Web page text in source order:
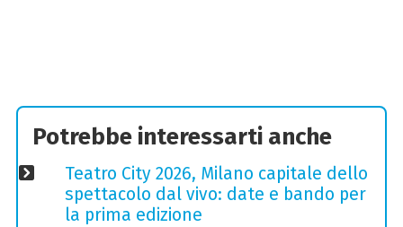
Potrebbe interessarti anche
Teatro City 2026, Milano capitale dello
spettacolo dal vivo: date e bando per
la prima edizione